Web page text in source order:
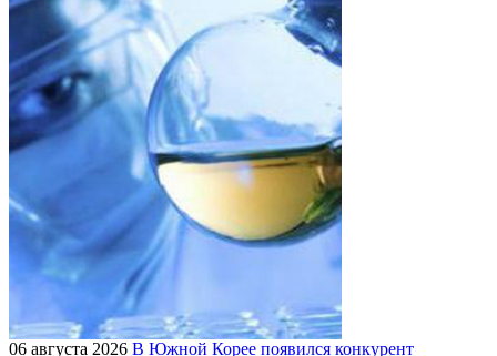
06 августа 2026 В Южной Корее появился конкурент